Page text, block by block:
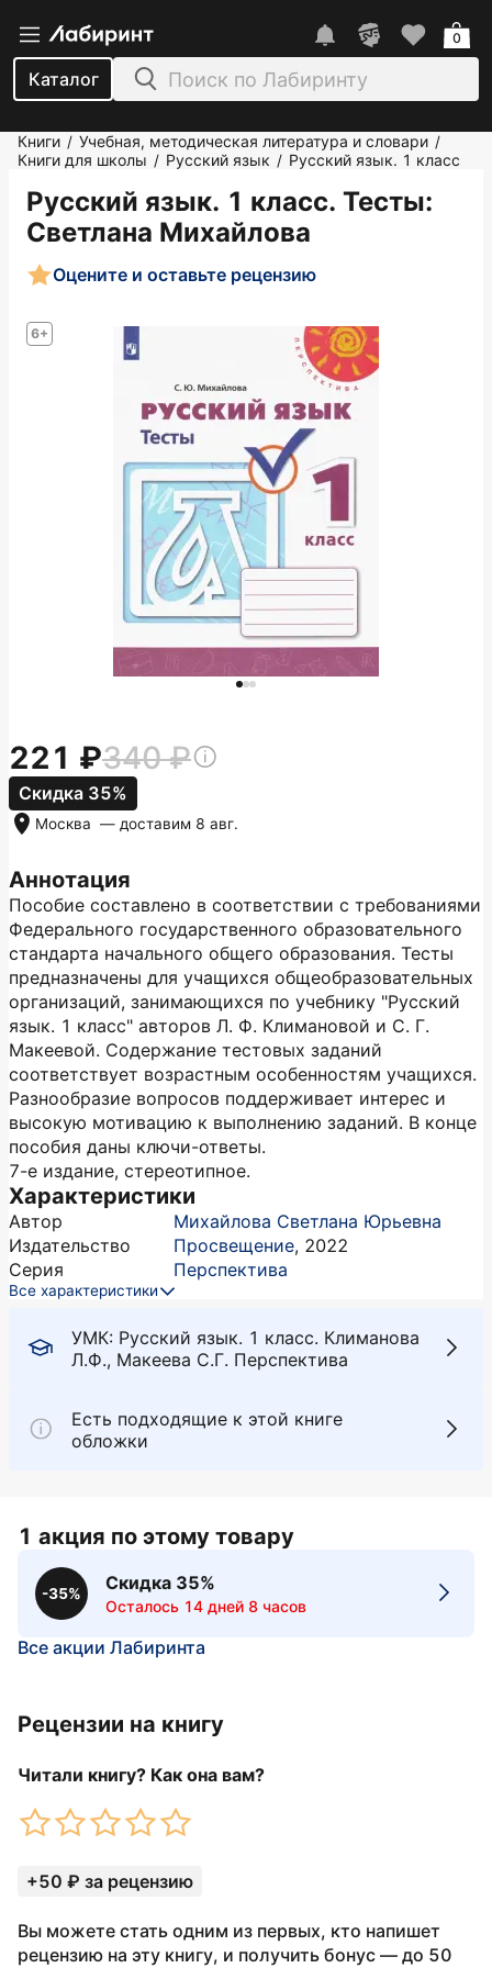
Каталог
0
Книги / Учебная, методическая литература и словари /
Книги для школы / Русский язык / Русский язык. 1 класс
Русский язык. 1 класс. Тесты:
Светлана Михайлова
6+
Оцените и оставьте рецензию
УМК: Русский язык. 1 класс. Климанова
Л.Ф., Макеева С.Г. Перспектива
Есть подходящие к этой книге
обложки
Аннотация
Пособие составлено в соответствии с требованиями
Федерального государственного образовательного
стандарта начального общего образования. Тесты
предназначены для учащихся общеобразовательных
организаций, занимающихся по учебнику "Русский
язык. 1 класс" авторов Л. Ф. Климановой и С. Г.
Макеевой. Содержание тестовых заданий
соответствует возрастным особенностям учащихся.
Разнообразие вопросов поддерживает интерес и
высокую мотивацию к выполнению заданий. В конце
пособия даны ключи-ответы.
7-е издание, стереотипное.
Характеристики
Автор
Михайлова Светлана Юрьевна
Издательство
Просвещение, 2022
Серия
Перспектива
Все характеристики
221 340
Скидка 35%
Москва — доставим 8 авг.
1 акция по этому товару
-35%
Скидка 35%
Осталось 14 дней 8 часов
Все акции Лабиринта
Рецензии на книгу
Читали книгу? Как она вам?
+50 ₽ за рецензию
Вы можете стать одним из первых, кто напишет
рецензию на эту книгу, и получить бонус — до 50